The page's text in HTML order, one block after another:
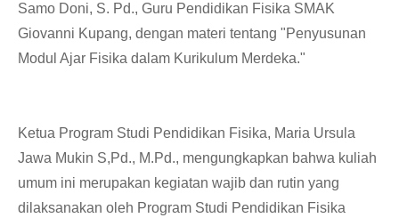
Samo Doni, S. Pd., Guru Pendidikan Fisika SMAK
Giovanni Kupang, dengan materi tentang "Penyusunan
Modul Ajar Fisika dalam Kurikulum Merdeka."
Ketua Program Studi Pendidikan Fisika, Maria Ursula
Jawa Mukin S,Pd., M.Pd., mengungkapkan bahwa kuliah
umum ini merupakan kegiatan wajib dan rutin yang
dilaksanakan oleh Program Studi Pendidikan Fisika